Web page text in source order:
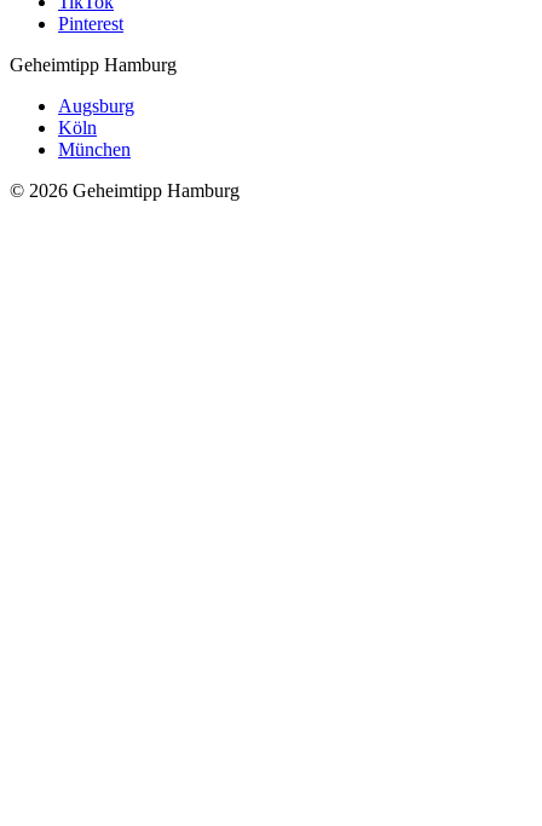
Pinterest
Geheimtipp Hamburg
Augsburg
Köln
München
© 2026 Geheimtipp Hamburg